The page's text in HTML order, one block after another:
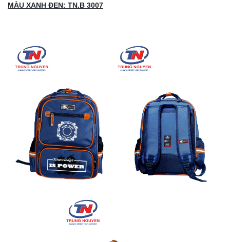
MÀU XANH ĐEN: TN.B 3007